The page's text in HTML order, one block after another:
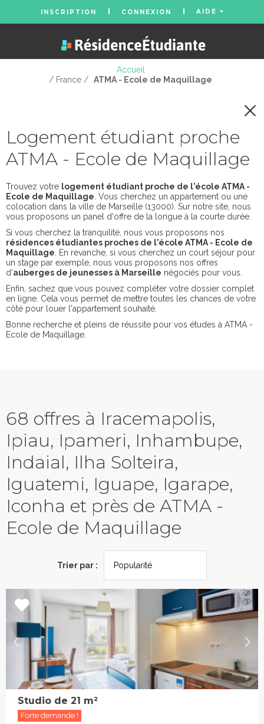
INSCRIPTION CONNEXION AIDE
Accueil
/ France / ATMA - Ecole de Maquillage
Logement étudiant proche
ATMA - Ecole de Maquillage
Trouvez votre logement étudiant proche de l'école ATMA -
Ecole de Maquillage . Vous cherchez un appartement ou une
colocation dans la ville de Marseille (13000). Sur notre site, nous
vous proposons un panel d'offre de la longue à la courte durée.
Si vous cherchez la tranquilité, nous vous proposons nos
résidences étudiantes proches de l'école ATMA - Ecole de
Maquillage . En revanche, si vous cherchez un court séjour pour
un stage par exemple, nous vous proposons nos offres
d'auberges de jeunesses à Marseille négociés pour vous.
Enfin, sachez que vous pouvez compléter votre dossier complet
en ligne. Cela vous permet de mettre toutes les chances de votre
côté pour louer l'appartement souhaité.
Bonne recherche et pleins de réussite pour vos études à ATMA -
Ecole de Maquillage.
68 offres à Iracemapolis,
Ipiau, Ipameri, Inhambupe,
Indaial, Ilha Solteira,
Iguatemi, Iguape, Igarape,
Iconha et près de ATMA -
Ecole de Maquillage
Trier par :
Studio de 21 m²
Forte demande !